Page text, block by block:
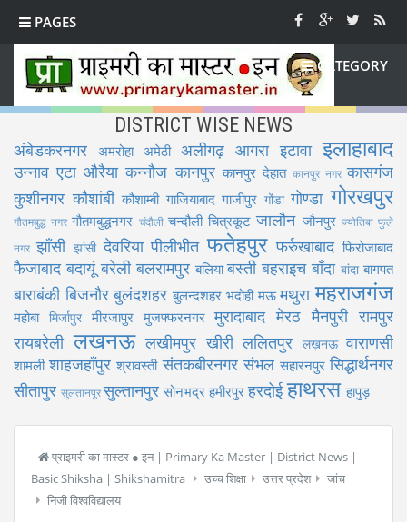
PAGES
CATEGORY
DISTRICT WISE NEWS
अंबेडकरनगर अमरोहा अमेठी अलीगढ़ आगरा इटावा इलाहाबाद
उन्नाव एटा औरैया कन्नौज कानपुर कानपुर देहात कानपुर नगर कासगंज
कुशीनगर कौशांबी कौशाम्बी गाजियाबाद गाजीपुर गोंडा गोण्डा गोरखपुर
गौतमबुद्ध नगर गौतमबुद्धनगर चंदौली चन्दौली चित्रकूट जालौन जौनपुर ज्योतिबा फुले
नगर झाँसी झांसी देवरिया पीलीभीत फतेहपुर फर्रुखाबाद फिरोजाबाद
फैजाबाद बदायूं बरेली बलरामपुर बलिया बस्ती बहराइच बाँदा बांदा बागपत
बाराबंकी बिजनौर बुलंदशहर बुलन्दशहर भदोही मऊ मथुरा महराजगंज
महोबा मिर्जापुर मीरजापुर मुजफ्फरनगर मुरादाबाद मेरठ मैनपुरी रामपुर
रायबरेली लखनऊ लखीमपुर खीरी ललितपुर लख़नऊ वाराणसी
शामली शाहजहाँपुर श्रावस्ती संतकबीरनगर संभल सहारनपुर सिद्धार्थनगर
सीतापुर सुलतानपुरसुल्तानपुर सोनभद्र हमीरपुर हरदोई हाथरस हापुड़
प्राइमरी का मास्टर ● इन | Primary Ka Master | District News |
Basic Shiksha | Shikshamitra
उच्च शिक्षा उत्तर प्रदेश
जांच
निजी विश्वविद्यालय